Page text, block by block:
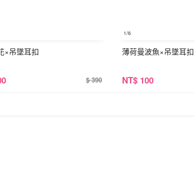
×吊墜耳扣
$ 390
1/6
薄荷曼波魚×吊墜耳扣
NT$ 100